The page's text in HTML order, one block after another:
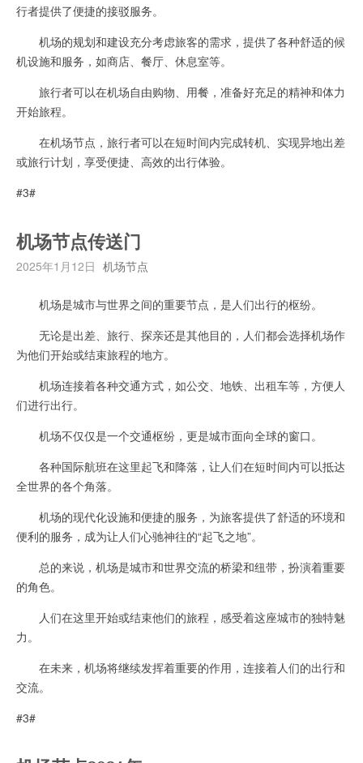
行者提供了便捷的接驳服务。
机场的规划和建设充分考虑旅客的需求，提供了各种舒适的候
机设施和服务，如商店、餐厅、休息室等。
旅行者可以在机场自由购物、用餐，准备好充足的精神和体力
开始旅程。
在机场节点，旅行者可以在短时间内完成转机、实现异地出差
或旅行计划，享受便捷、高效的出行体验。
#3#
机场节点传送门
2025年1月12日 机场节点
机场是城市与世界之间的重要节点，是人们出行的枢纷。
无论是出差、旅行、探亲还是其他目的，人们都会选择机场作
为他们开始或结束旅程的地方。
机场连接着各种交通方式，如公交、地铁、出租车等，方便人
们进行出行。
机场不仅仅是一个交通枢纷，更是城市面向全球的窗口。
各种国际航班在这里起飞和降落，让人们在短时间内可以抵达
全世界的各个角落。
机场的现代化设施和便捷的服务，为旅客提供了舒适的环境和
便利的服务，成为让人们心驰神往的“起飞之地”。
总的来说，机场是城市和世界交流的桥梁和纽带，扮演着重要
的角色。
人们在这里开始或结束他们的旅程，感受着这座城市的独特魅
力。
在未来，机场将继续发挥着重要的作用，连接着人们的出行和
交流。
#3#